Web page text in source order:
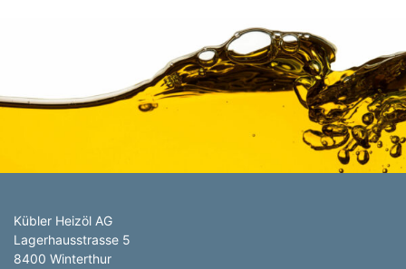
Kübler Heizöl AG
Lagerhausstrasse 5
8400 Winterthur